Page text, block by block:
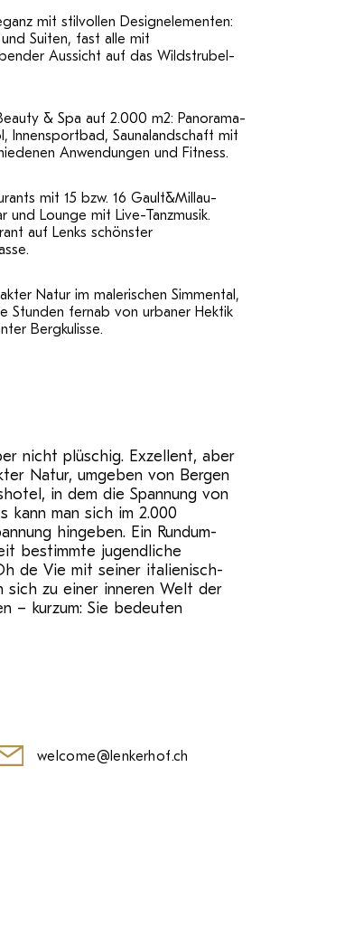
mit stilvollen Designelementen:
Suiten, fast alle mit
Aussicht auf das Wildstrubel-
& Spa auf 2.000 m2: Panorama-
Innensportbad, Saunalandschaft mit
Anwendungen und Fitness.
mit 15 bzw. 16 Gault&Millau-
und Lounge mit Live-Tanzmusik.
auf Lenks schönster
Natur im malerischen Simmental,
Stunden fernab von urbaner Hektik
Bergkulisse.
nicht plüschig. Exzellent, aber
Natur, umgeben von Bergen
in dem die Spannung von
kann man sich im 2.000
hingeben. Ein Rundum-
bestimmte jugendliche
de Vie mit seiner italienisch-
sich zu einer inneren Welt der
– kurzum: Sie bedeuten
welcome@lenkerhof.ch